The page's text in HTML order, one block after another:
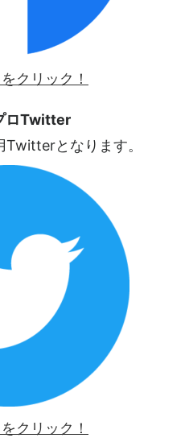
クリック！
ロTwitter
Twitterとなります。
クリック！